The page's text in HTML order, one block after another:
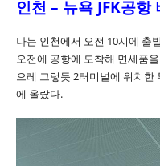
인천 – 뉴욕 JFK공항
나는 인천에서 오전 10시에 출
오전에 공항에 도착해 면세품
으레 그렇듯 2터미널에 위치한
에 올랐다.